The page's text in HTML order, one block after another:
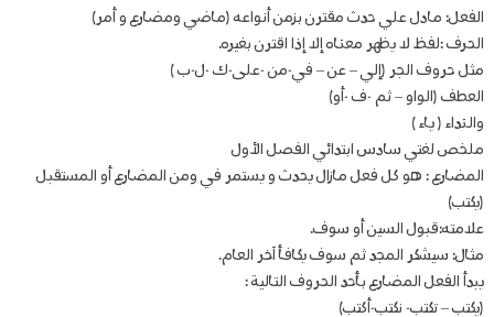
الفعل: مادل علي حدث مقترن بزمن أنواعه (ماضي ومضارع و أمر)
الحرف :لفظ لا يظهر معناه إلا إذا اقترن بغيره.
مثل حروف الجر (إلي – عن – في-من -على-ك -ل-ب )
العطف (الواو – ثم -ف -أو)
والنداء ( ياء )
ملخص لغتي سادس ابتدائي الفصل الأول
المضارع : هو كل فعل مازال يحدث و يستمر في ومن المضارع أو المستقبل
(يكتب)
علامته:قبول السين أو سوف.
مثال: سيشكر المجد ثم سوف يكافأ آخر العام.
يبدأ الفعل المضارع بأحد الحروف التالية :
(يكتب – تكتب- نكتب-أكتب)